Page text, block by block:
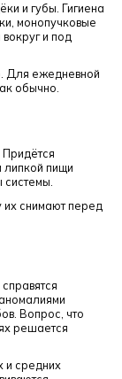
и губы. Гигиена
монопучковые
и под
Для ежедневной
обычно.
Придётся
липкой пищи
системы.
их снимают перед
Вопрос, что
решается
и средних